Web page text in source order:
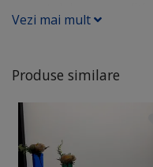
Folie protecție solară
protejează familia de
cu energia prin efectul
timpul zilei - efectul de
solară. Cu cât bate
mai pronunţat efectul
Vezi mai mult
Produse similare